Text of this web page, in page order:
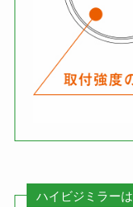
ハイビジミラーは